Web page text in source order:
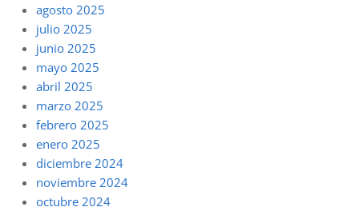
agosto 2025
julio 2025
junio 2025
mayo 2025
abril 2025
marzo 2025
febrero 2025
enero 2025
diciembre 2024
noviembre 2024
octubre 2024